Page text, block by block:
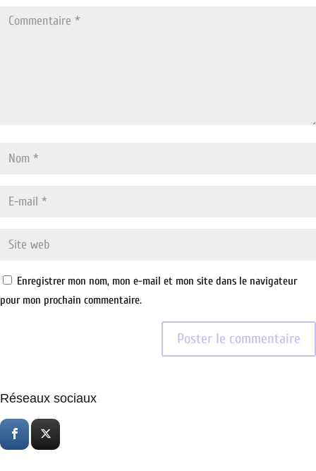
Enregistrer mon nom, mon e-mail et mon site dans le navigateur
pour mon prochain commentaire.
Réseaux sociaux